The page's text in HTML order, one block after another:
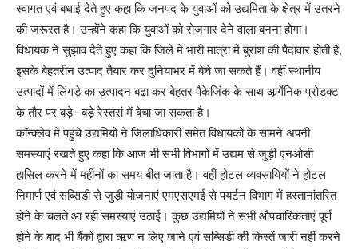
स्वागत एवं बधाई देते हुए कहा कि जनपद के युवाओं को उद्यमिता के क्षेत्र में उतरने
की जरूरत है। उन्होंने कहा कि युवाओं को रोजगार देने वाला बनना होगा।
विधायक ने सुझाव देते हुए कहा कि जिले में भारी मात्रा में बुरांश की पैदावार होती है,
इसके बेहतरीन उत्पाद तैयार कर दुनियाभर में बेचे जा सकते हैं। वहीं स्थानीय
उत्पादों में लिंगड़े का उत्पादन बढ़ा कर बेहतर पैकेजिंक के साथ आर्र्गेनिक प्रोडक्ट
के तौर पर बड़़े- बड़े रेस्तरां में बेचा जा सकता है।
काॅन्क्लेव में पहुंचे उद्यमियों ने जिलाधिकारी समेत विधायकों के सामने अपनी
समस्याएं रखते हुए कहा कि आज भी सभी विभागों में उद्यम से जुड़ी एनओसी
हासिल करने में महीनों का समय बीत जाता है। वहीं होटल व्यवसायियों ने होटल
निमार्ण एवं सब्सिडी से जुड़ी योजनाएं एमएसएमई से पयर्टन विभाग में हस्तानांतरित
होने के चलते आ रही समस्याएं उठाई। कुछ उद्यमियों ने सभी औपचारिकताएं पूर्ण
होने के बाद भी बैंकों द्वारा ऋण न लिए जाने एवं सब्सिडी की किस्तें जारी नहीं करने